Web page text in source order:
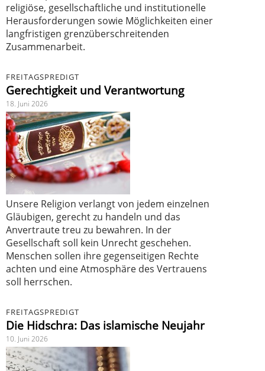
religiöse, gesellschaftliche und institutionelle
Herausforderungen sowie Möglichkeiten einer
langfristigen grenzüberschreitenden
Zusammenarbeit.
FREITAGSPREDIGT
Gerechtigkeit und Verantwortung
18. Juni 2026
Unsere Religion verlangt von jedem einzelnen
Gläubigen, gerecht zu handeln und das
Anvertraute treu zu bewahren. In der
Gesellschaft soll kein Unrecht geschehen.
Menschen sollen ihre gegenseitigen Rechte
achten und eine Atmosphäre des Vertrauens
soll herrschen.
FREITAGSPREDIGT
Die Hidschra: Das islamische Neujahr
10. Juni 2026